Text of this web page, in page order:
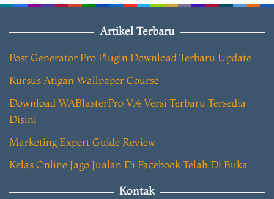
Artikel Terbaru
Post Generator Pro Plugin Download Terbaru Update
Kursus Atigan Wallpaper Course
Download WABlasterPro V.4 Versi Terbaru Tersedia
Disini
Marketing Expert Guide Review
Kelas Online Jago Jualan Di Facebook Telah Di Buka
Kontak